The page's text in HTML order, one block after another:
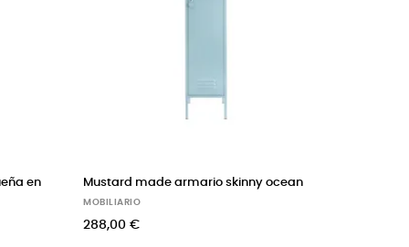
Mustard made armario skinny ocean
MOBILIARIO
288,00 €